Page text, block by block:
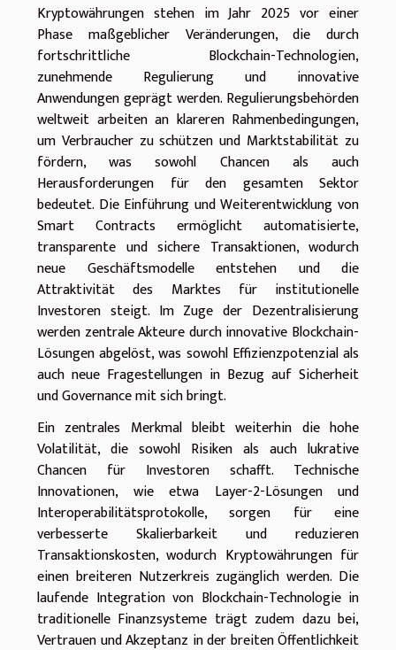
Kryptowährungen stehen im Jahr 2025 vor einer
Phase maßgeblicher Veränderungen, die durch
fortschrittliche Blockchain-Technologien,
zunehmende Regulierung und innovative
Anwendungen geprägt werden. Regulierungsbehörden
weltweit arbeiten an klareren Rahmenbedingungen,
um Verbraucher zu schützen und Marktstabilität zu
fördern, was sowohl Chancen als auch
Herausforderungen für den gesamten Sektor
bedeutet. Die Einführung und Weiterentwicklung von
Smart Contracts ermöglicht automatisierte,
transparente und sichere Transaktionen, wodurch
neue Geschäftsmodelle entstehen und die
Attraktivität des Marktes für institutionelle
Investoren steigt. Im Zuge der Dezentralisierung
werden zentrale Akteure durch innovative Blockchain-
Lösungen abgelöst, was sowohl Effizienzpotenzial als
auch neue Fragestellungen in Bezug auf Sicherheit
und Governance mit sich bringt.
Ein zentrales Merkmal bleibt weiterhin die hohe
Volatilität, die sowohl Risiken als auch lukrative
Chancen für Investoren schafft. Technische
Innovationen, wie etwa Layer-2-Lösungen und
Interoperabilitätsprotokolle, sorgen für eine
verbesserte Skalierbarkeit und reduzieren
Transaktionskosten, wodurch Kryptowährungen für
einen breiteren Nutzerkreis zugänglich werden. Die
laufende Integration von Blockchain-Technologie in
traditionelle Finanzsysteme trägt zudem dazu bei,
Vertrauen und Akzeptanz in der breiten Öffentlichkeit